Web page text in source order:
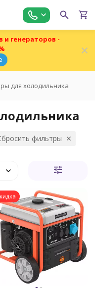
и генераторов -
для холодильника
фильтры